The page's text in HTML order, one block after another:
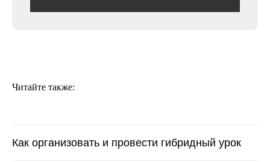
Читайте также:
Как организовать и провести гибридный урок